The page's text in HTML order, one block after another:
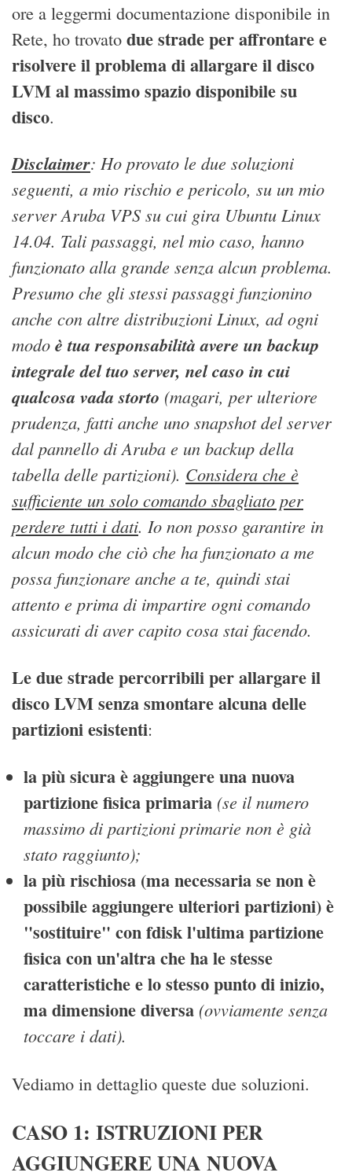
ore a leggermi documentazione disponibile in
Rete, ho trovato due strade per affrontare e
risolvere il problema di allargare il disco
LVM al massimo spazio disponibile su
disco.
Disclaimer: Ho provato le due soluzioni
seguenti, a mio rischio e pericolo, su un mio
server Aruba VPS su cui gira Ubuntu Linux
14.04. Tali passaggi, nel mio caso, hanno
funzionato alla grande senza alcun problema.
Presumo che gli stessi passaggi funzionino
anche con altre distribuzioni Linux, ad ogni
modo è tua responsabilità avere un backup
integrale del tuo server, nel caso in cui
qualcosa vada storto (magari, per ulteriore
prudenza, fatti anche uno snapshot del server
dal pannello di Aruba e un backup della
tabella delle partizioni). Considera che è
sufficiente un solo comando sbagliato per
perdere tutti i dati. Io non posso garantire in
alcun modo che ciò che ha funzionato a me
possa funzionare anche a te, quindi stai
attento e prima di impartire ogni comando
assicurati di aver capito cosa stai facendo.
Le due strade percorribili per allargare il
disco LVM senza smontare alcuna delle
partizioni esistenti:
la più sicura è aggiungere una nuova
partizione fisica primaria (se il numero
massimo di partizioni primarie non è già
stato raggiunto);
la più rischiosa (ma necessaria se non è
possibile aggiungere ulteriori partizioni) è
"sostituire" con fdisk l'ultima partizione
fisica con un'altra che ha le stesse
caratteristiche e lo stesso punto di inizio,
ma dimensione diversa (ovviamente senza
toccare i dati).
Vediamo in dettaglio queste due soluzioni.
CASO 1: ISTRUZIONI PER
AGGIUNGERE UNA NUOVA